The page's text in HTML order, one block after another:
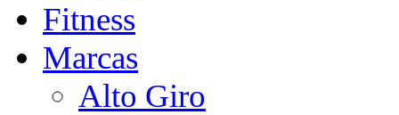
Fitness
Marcas
Alto Giro